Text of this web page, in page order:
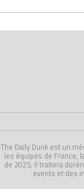
The Daily Dunk est un
les équipes de France,
de 2025, il traitera
events et des